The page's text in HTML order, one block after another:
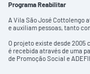
Programa Reabilitar
A Vila São José Cottolengo
e auxiliam pessoas, tanto
O projeto existe desde 2005
é recebida através de uma
de Promoção Social e